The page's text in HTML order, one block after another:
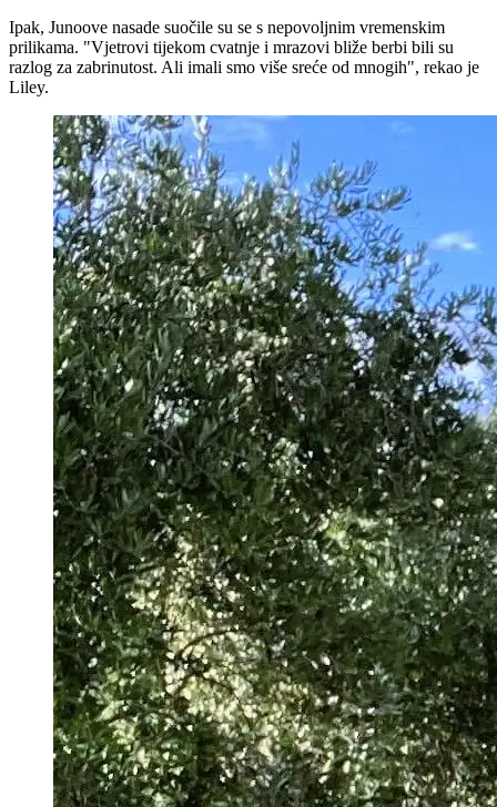
Ipak, Junoove nasade suočile su se s nepovoljnim vremenskim
prilikama. "Vjetrovi tijekom cvatnje i mrazovi bliže berbi bili su
razlog za zabrinutost. Ali imali smo više sreće od mnogih", rekao je
Liley.